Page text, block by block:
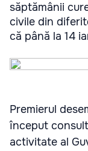
săptămânii
civile din
că până la 14
Premierul
început
activitate al